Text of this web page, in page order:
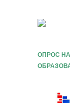
ОПРОС